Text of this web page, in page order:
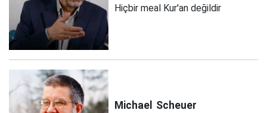
Hiçbir meal Kur'an değildir
Michael Scheuer